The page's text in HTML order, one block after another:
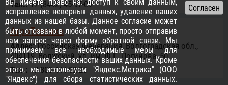
Тел.:+7 (8442) 45-97-09
АгроТехника
Адрес:Российcкая Федерация, Волгоградская обл.,
404119, Волжский, ул. им. Ф.Г. Логинова, 50
Тел.: +7 800-444-02-25
исправление неверных данных, удаление ваших
данных из нашей базы. Данное согласие может
быть отозвано в любой момент, просто отправив
нам запрос через форму обратной связи. Мы
принимаем все необходимые меры для
обеспечения безопасности ваших данных. Кроме
этого, мы используем "Яндекс.Метрика" (ООО
"Яндекс") для сбора статистических данных.